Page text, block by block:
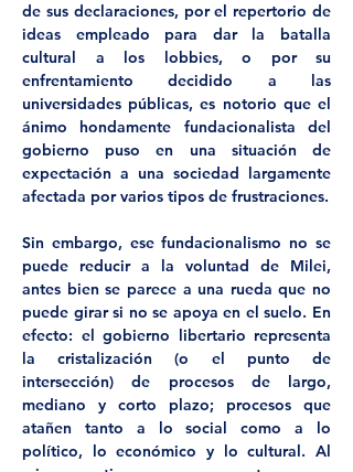
de sus declaraciones, por el repertorio de
ideas empleado para dar la batalla
cultural a los lobbies, o por su
enfrentamiento decidido a las
universidades públicas, es notorio que el
ánimo hondamente fundacionalista del
gobierno puso en una situación de
expectación a una sociedad largamente
afectada por varios tipos de frustraciones.
Sin embargo, ese fundacionalismo no se
puede reducir a la voluntad de Milei,
antes bien se parece a una rueda que no
puede girar si no se apoya en el suelo. En
efecto: el gobierno libertario representa
la cristalización (o el punto de
intersección) de procesos de largo,
mediano y corto plazo; procesos que
atañen tanto a lo social como a lo
político, lo económico y lo cultural. Al